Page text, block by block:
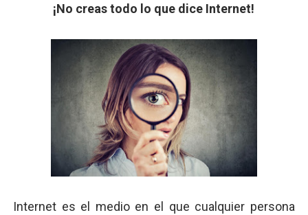
¡No creas todo lo que dice Internet!
Internet es el medio en el que cualquier persona